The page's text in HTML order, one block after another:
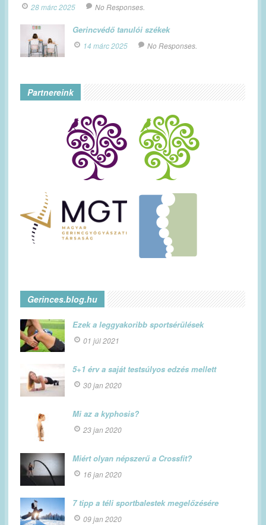
28 márc 2025 No Responses.
Gerincvédő tanulói székek
14 márc 2025 No Responses.
Partnereink
Gerinces.blog.hu
Ezek a leggyakoribb sportsérülések
01 júl 2021
5+1 érv a saját testsúlyos edzés mellett
30 jan 2020
Mi az a kyphosis?
23 jan 2020
Miért olyan népszerű a Crossfit?
16 jan 2020
7 tipp a téli sportbalestek megelőzésére
09 jan 2020